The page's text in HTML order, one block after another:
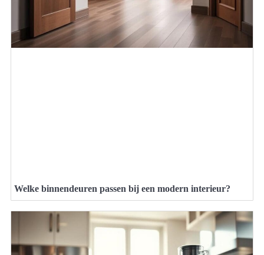
Welke binnendeuren passen bij een modern interieur?